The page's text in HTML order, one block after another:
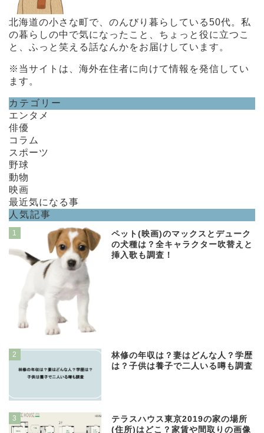
北海道の小さな町で、のんびり暮らしている50代。私
の暮らしの中で気になったこと、ちょっと役に立つこ
と、ふっと笑える話なんかをお届けしています。
※当サイトは、海外在住者に向けて情報を発信してい
ます。
カテゴリー
エンタメ
俳優
コラム
スポーツ
野球
動物
映画
最近気になる事
人気記事
1
ペット(映画)のマックスとデューク
の犬種は？全キャラクター吹替えと
挿入歌も調査！
2
林修の年収は？妻はどんな人？学歴
は？子供は養子で二人いる噂も調査
3
テラスハウス東京2019の家の場所
(住所)はどこ？家賃や間取りの画像